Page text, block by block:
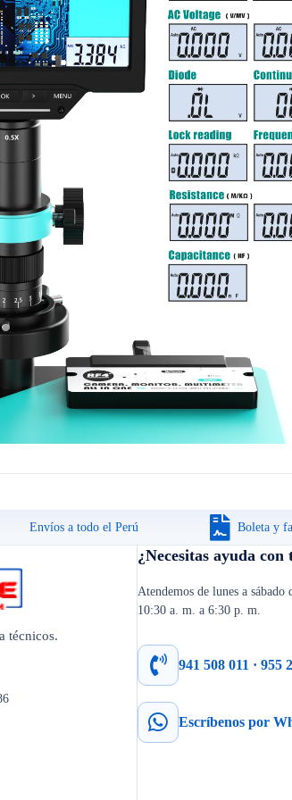
Envíos a todo el Perú Boleta y
técnicos.
¿Necesitas ayuda
Atendemos de lunes a sábado
10:30 a. m. a 6:30 p. m.
941 508 011 · 955
Escríbenos por